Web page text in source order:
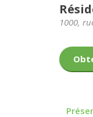
1000,